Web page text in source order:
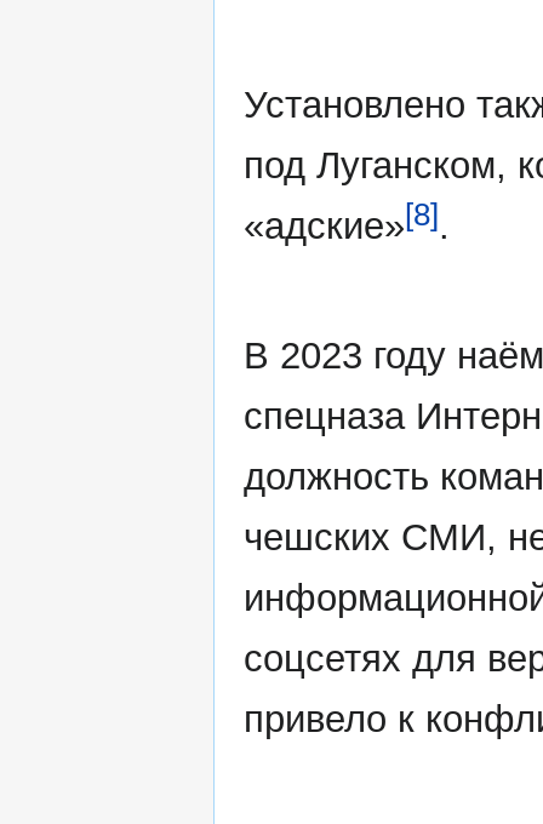
Установлено
под Луганском,
«адские»[8].
В 2023 году
спецназа
должность
чешских СМИ,
соцсетях для
привело к